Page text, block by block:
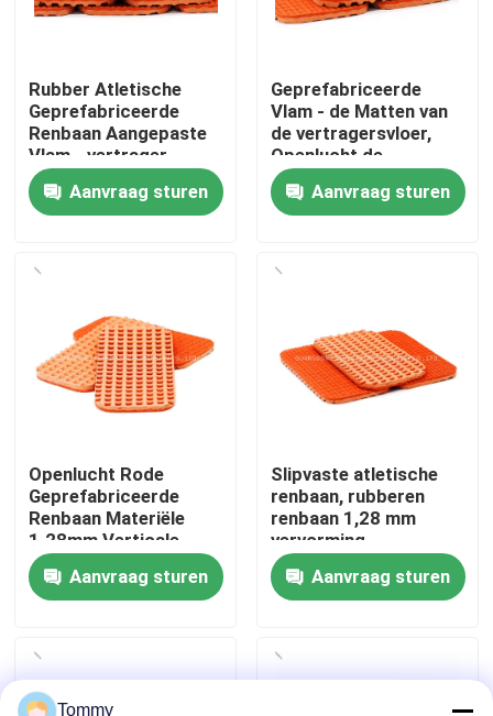
Huis
Producten
Video's
Fabriekstour
Neem contact met ons op
Nieuws
Offerte Aanvragen
Rubber Atletische
Geprefabriceerde
Renbaan Aangepaste
Vlam - vertrager
Aanvraag sturen
Geprefabriceerde
Vlam - de Matten van
de vertragersvloer,
Openlucht de
Baangebruik van
Spooroppervlakten
Aanvraag sturen
Openlucht Rode
Geprefabriceerde
Renbaan Materiële
1.28mm Verticale
Misvorming
Aanvraag sturen
Slipvaste atletische
renbaan, rubberen
renbaan 1,28 mm
vervorming
Aanvraag sturen
Tommy